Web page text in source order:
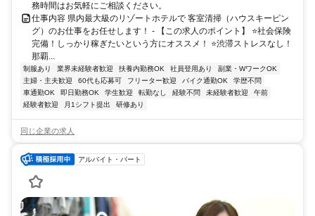
務時間はお気軽にご相談ください。
仕事内容 県内最大級のリゾートホテルで 客室清掃（ハウスキーピン
グ）のお仕事をお任せします！ - 【この求人のポイント】 ⭐社会保険
完備！しっかり稼ぎたいという方にオススメ！ ⭐渋滞ストレスなし！
那覇...
制服あり 業界未経験者歓迎 扶養内勤務OK 社員登用あり
副業・WワークOK
主婦・主夫歓迎
60代も応募可 フリーター歓迎 バイク通勤OK
学歴不問
車通勤OK
即日勤務OK 学生歓迎 転勤なし 経験不問 未経験者歓迎
午前
経験者歓迎
月1シフト提出 研修あり
同じ企業の求人
アルバイト・パート